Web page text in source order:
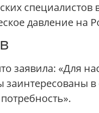
специалистов
давление на
заявила: «Для